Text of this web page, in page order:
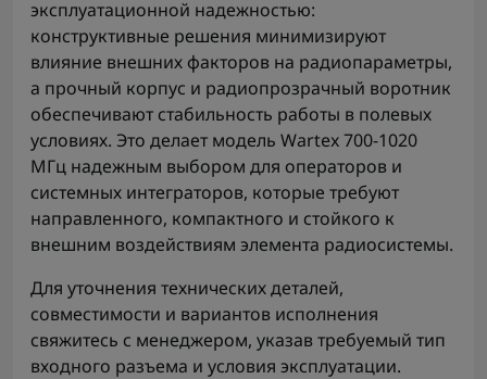
эксплуатационной надежностью:
конструктивные решения минимизируют
влияние внешних факторов на радиопараметры,
а прочный корпус и радиопрозрачный воротник
обеспечивают стабильность работы в полевых
условиях. Это делает модель Wartex 700-1020
МГц надежным выбором для операторов и
системных интеграторов, которые требуют
направленного, компактного и стойкого к
внешним воздействиям элемента радиосистемы.
Для уточнения технических деталей,
совместимости и вариантов исполнения
свяжитесь с менеджером, указав требуемый тип
входного разъема и условия эксплуатации.